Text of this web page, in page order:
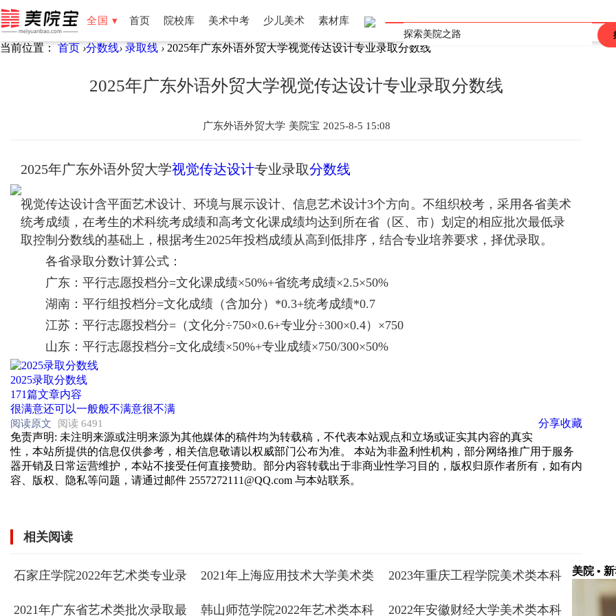
全国 ▾
全国 北京 天津 上海 重庆 辽宁 吉林
云南
新疆 宁夏 西藏 香港 澳门 台湾
首页 院校库 美术中考 少儿美术 素材库
当前位置： 首页 ›分数线› 录取线 › 2025年广东外语外贸大学视觉传达设计专业录取分数线
2025年广东外语外贸大学视觉传达设计专业录取分数线
广东外语外贸大学 美院宝 2025-8-5 15:08
2025年广东外语外贸大学视觉传达设计专业录取分数线
视觉传达设计含平面艺术设计、环境与展示设计、信息艺术设计3个方向。不组织校考，采用各省美术
统考成绩，在考生的术科统考成绩和高考文化课成绩均达到所在省（区、市）划定的相应批次最低录
取控制分数线的基础上，根据考生2025年投档成绩从高到低排序，结合专业培养要求，择优录取。
各省录取分数计算公式：
广东：平行志愿投档分=文化课成绩×50%+省统考成绩×2.5×50%
湖南：平行组投档分=文化成绩（含加分）*0.3+统考成绩*0.7
江苏：平行志愿投档分=（文化分÷750×0.6+专业分÷300×0.4）×750
山东：平行志愿投档分=文化成绩×50%+专业成绩×750/300×50%
2025录取分数线
171篇文章内容
很满意还可以一般般不满意很不满
阅读原文 阅读 6491 收藏
分享
免责声明: 未注明来源或注明来源为其他媒体的稿件均为转载稿，不代表本站观点和立场或证实其内容的真实
性，本站所提供的信息仅供参考，相关信息敬请以权威部门公布为准。 本站为非盈利性机构，部分网络推广用于服务
器开销及日常运营维护，本站不接受任何直接赞助。部分内容转载出于非商业性学习目的，版权归原作者所有，如有内
容、版权、隐私等问题，请通过邮件 2557272111@QQ.com 与本站联系。
相关阅读
石家庄学院2022年艺术类专业录
2021年上海应用技术大学美术类
2023年重庆工程学院美术类本科
2021年广东省艺术类批次录取最
韩山师范学院2022年艺术类本科 2022年安徽财经大学美术类本科
美院 •